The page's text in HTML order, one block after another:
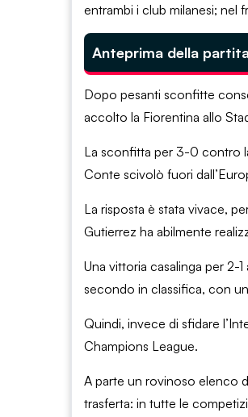
entrambi i club milanesi; nel
Anteprima della
Dopo pesanti sconfitte
accolto la Fiorentina allo
La sconfitta per 3-0 contro
Conte scivolò fuori
La risposta è stata vivace,
Gutierrez ha abilmente
Una vittoria casalinga per
secondo in classifica, con
Quindi, invece di sfidare
Champions League.
A parte un rovinoso elenco
trasferta: in tutte le